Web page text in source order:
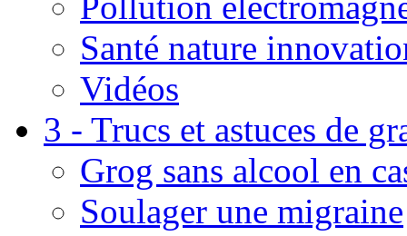
Santé nature
Vidéos
3 - Trucs et astuces de
Grog sans alcool en
Soulager une migraine